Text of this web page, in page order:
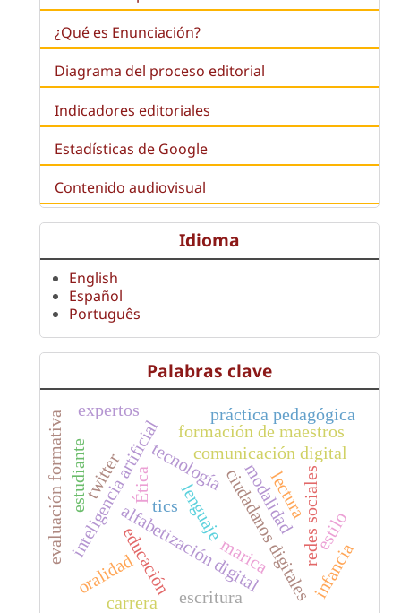
¿Qué es Enunciación?
Diagrama del proceso editorial
Indicadores editoriales
Estadísticas de Google
Contenido audiovisual
Idioma
English
Español
Português
Palabras clave
lenguaje
tecnologíacomunicación digital
educación
inteligencia artificialalfabetización digital
tics ciudadanos digitales
evaluación formativa modalidadredes socialesestilo
formación de maestros
práctica pedagógica
lectura
escritura
oralidad marica
twitter
infancia
estudiante
expertos
carrera
Ética